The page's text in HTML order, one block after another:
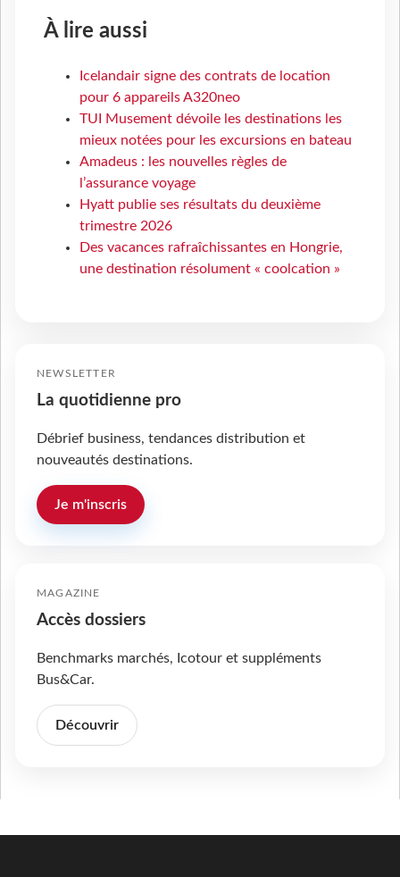
À lire aussi
Icelandair signe des contrats de location
pour 6 appareils A320neo
TUI Musement dévoile les destinations les
mieux notées pour les excursions en bateau
Amadeus : les nouvelles règles de
l’assurance voyage
Hyatt publie ses résultats du deuxième
trimestre 2026
Des vacances rafraîchissantes en Hongrie,
une destination résolument « coolcation »
NEWSLETTER
La quotidienne pro
Débrief business, tendances distribution et
nouveautés destinations.
Je m'inscris
MAGAZINE
Accès dossiers
Benchmarks marchés, Icotour et suppléments
Bus&Car.
Découvrir